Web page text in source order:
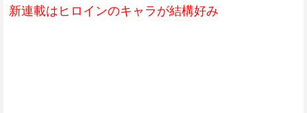
新連載はヒロインのキャラが結構好み